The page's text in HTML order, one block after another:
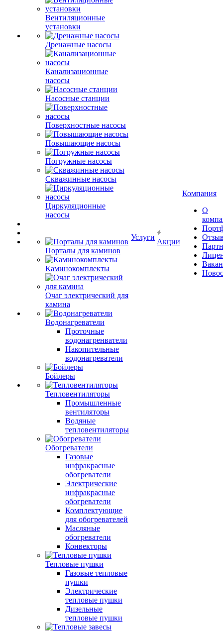
Вентиляционные
установки
Дренажные насосы
Канализационные
насосы
Насосные станции
Поверхностные насосы
Повышающие насосы
Погружные насосы
Скважинные насосы
Циркуляционные
насосы
Порталы для каминов
Каминокомплекты
Очаг электрический для
камина
Водонагреватели
Проточные
водонагренватели
Накопительные
водонагреватели
Бойлеры
Тепловентиляторы
Промышленные
вентиляторы
Водяные
тепловентиляторы
Обогреватели
Газовые
инфракрасные
обогреватели
Электрические
инфракрасные
обогреватели
Комплектующие
для обогревателей
Масляные
обогреватели
Конвекторы
Тепловые пушки
Газовые тепловые
пушки
Электрические
тепловые пушки
Дизельные
тепловые пушки
Услуги
Акции
Компания
О